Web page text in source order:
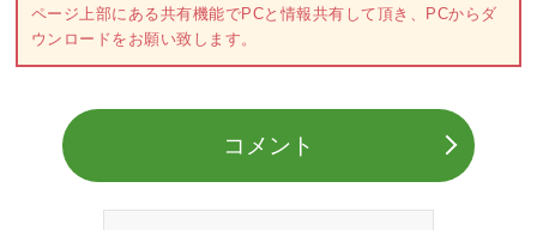
ページ上部にある共有機能でPCと情報共有して頂き、PCからダ
ウンロードをお願い致します。
コメント